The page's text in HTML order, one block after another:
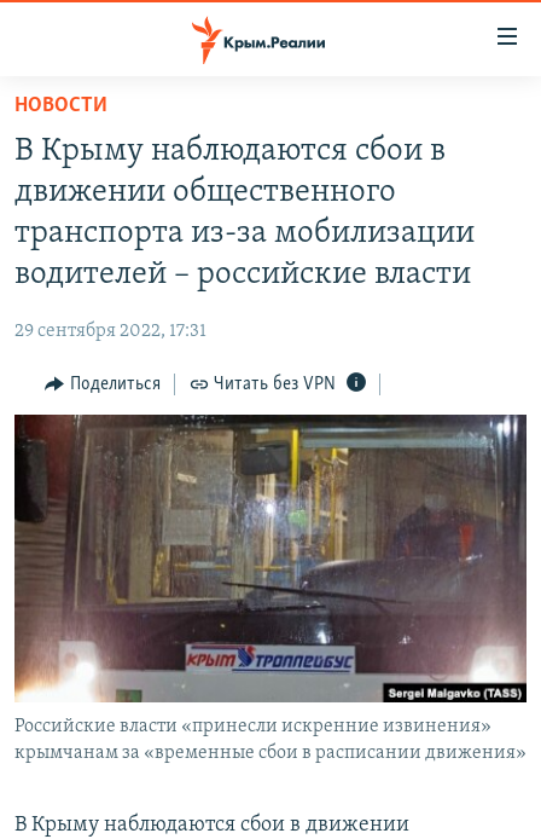
Вернуться
основному
содержанию
главной
Вернутся
поиску
СПЕЦПРОЕКТЫ
КАРТА ВОЕННЫХ ОБЪЕКТОВ КРЫМА
ИНТЕРАКТИВ
ИНФОГРАФИКА
ТЕЛЕПРОЕКТ КРЫМ.РЕАЛИИ
СОВЕТЫ ПРАВОЗАЩИТНИКОВ
ПРОПАВШИЕ БЕЗ ВЕСТИ
ПОБЕДИТЕЛЕЙ НЕ СУДЯТ?
КРЫМ.НЕПОКОРЕННЫЙ
ELIFBE
УКРАИНСКАЯ ПРОБЛЕМА КРЫМА
РАДІО СВОБОДА
КАК ОБОЙТИ БЛОКИРОВКУ
Українською
Qırımtatar
ПРИСОЕДИНЯЙТЕСЬ!
Все сайты RFE/RL
НОВОСТИ
В Крыму наблюдаются сбои в
движении общественного
транспорта из-за мобилизации
водителей – российские власти
29 сентября 2022, 17:31
Поделиться Читать без VPN
Российские власти «принесли искренние извинения»
крымчанам за «временные сбои в расписании движения»
В Крыму наблюдаются сбои в движении